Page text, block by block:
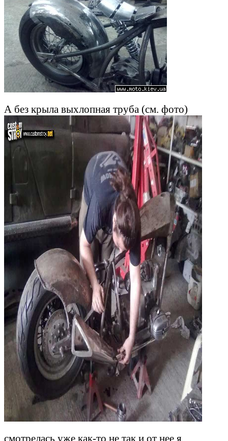
А без крыла выхлопная труба (см. фото)
смотрелась уже как-то не так и от нее я